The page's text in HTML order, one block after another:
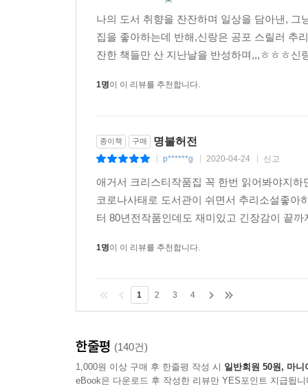
나의 도서 취향을 잔잔하며 일상을 담아낸,
집을 좋아하는데 반해,신랑은 공포 스릴러 추
잔한 책들만 산 지난날을 반성하며,,,ㅎㅎㅎ
1명이 이 리뷰를 추천합니다.
종이책 구매 명불허전
p******g 2020-04-24 신고
애거서 크리스티작품집 꼭 한번 읽어봐야지
코로나사태로 도서관이 쉬면서 추리소설좋아
터 80년전작품인데도 재미있고 긴장감이 끝
1명이 이 리뷰를 추천합니다.
1 2 3 4
한줄평 (140건)
1,000원 이상 구매 후 한줄평 작성 시 일반회원 50원, 마니
eBook은 다운로드 후 작성한 리뷰만 YES포인트 지급됩니